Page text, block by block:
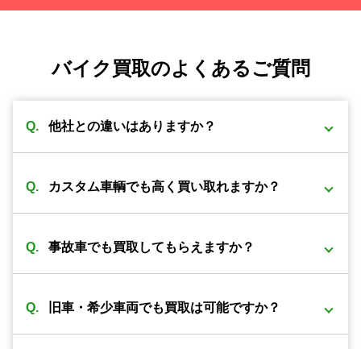
バイク買取のよくあるご質問
他社との違いはありますか？
りもバイクの販売先がある為、 在庫を抱える事も無
くコストの削減が可能となっております。 その結
果、買取価格を高くさせていただく事が可能になっ
カスタム車輌でも高く買い取れますか？
く反映される車両がほとんどです。 ノーマル部品と
セットの場合プラス評価しますが、ノーマルパーツ
が無い状態ですとマイナス評価となる車両もありま
事故車でも買取してもらえますか？
取可能です。 一般的に廃車費用は8000～数万円かか
ると言われています。 事故車を所有していても利用
旧車・希少車両でも買取は可能ですか？